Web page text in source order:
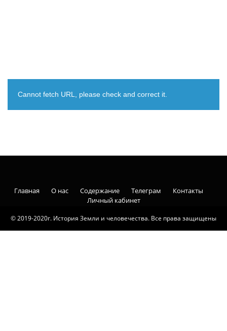
Cannot fetch URL, please check and correct it.
© 2019-2020г. История Земли и человечества. Все права защищены
Главная О нас Содержание Телеграм
Контакты
Личный кабинет